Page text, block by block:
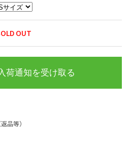
OUT
荷通知を受け取る
品等）